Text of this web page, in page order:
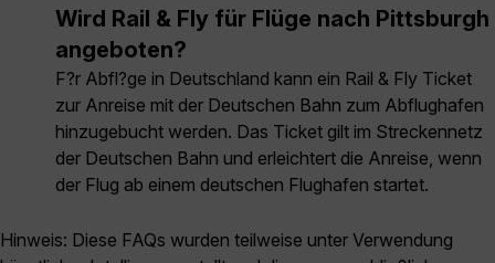
Wird Rail & Fly für Flüge nach Pittsburgh
angeboten?
F?r Abfl?ge in Deutschland kann ein Rail & Fly Ticket
zur Anreise mit der Deutschen Bahn zum Abflughafen
hinzugebucht werden. Das Ticket gilt im Streckennetz
der Deutschen Bahn und erleichtert die Anreise, wenn
der Flug ab einem deutschen Flughafen startet.
Hinweis: Diese FAQs wurden teilweise unter Verwendung